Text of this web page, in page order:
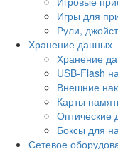
Игры для
Рули,
Хранение данных
Хранение
USB-Flash
Внешние
Карты
Оптические
Боксы для
Сетевое